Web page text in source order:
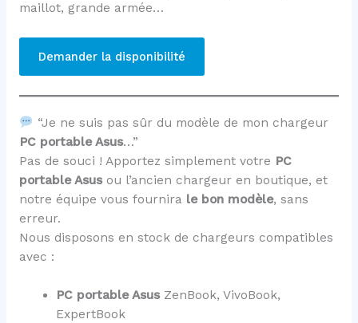
maillot, grande armée…
Demander la disponibilité
“Je ne suis pas sûr du modèle de mon chargeur
PC portable Asus…”
Pas de souci ! Apportez simplement votre PC
portable Asus ou l’ancien chargeur en boutique, et
notre équipe vous fournira le bon modèle, sans
erreur.
Nous disposons en stock de chargeurs compatibles
avec :
PC portable Asus ZenBook, VivoBook,
ExpertBook